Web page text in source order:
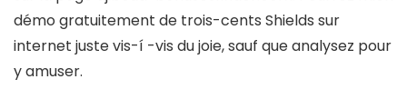
démo gratuitement de trois-cents Shields sur
internet juste vis-í -vis du joie, sauf que analysez pour
y amuser.